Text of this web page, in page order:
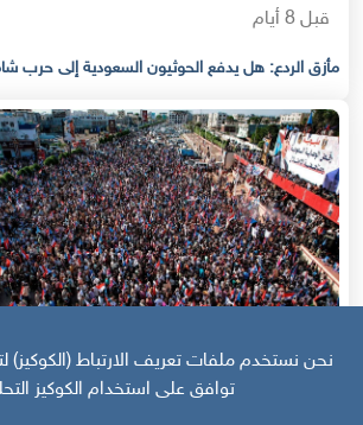
قبل 8 أيام
مأزق الردع: هل يدفع الحوثيون السعودية إلى حرب
نحن نستخدم ملفات تعريف الارتباط
توافق على استخدام الكوكيز